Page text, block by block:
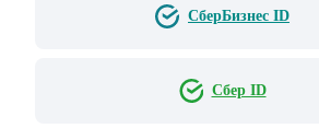
СберБизнес ID
Сбер ID